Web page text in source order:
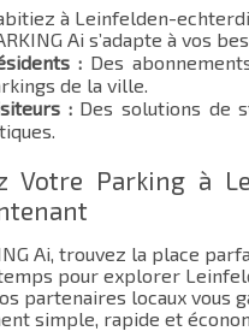
à Leinfelden-
Ai s’adapte à vos
: Des
de la ville.
:Des solutions de
Votre Parking à
Ai, trouvez la place
pour explorer
partenaires locaux vous
simple, rapide et